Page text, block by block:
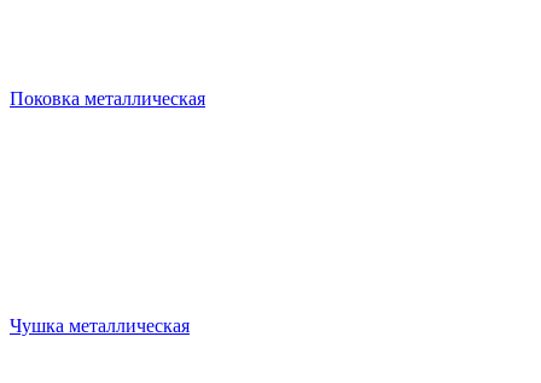
Поковка металлическая
Чушка металлическая